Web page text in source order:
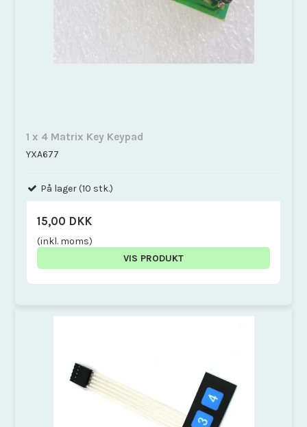
1 x 4 Matrix Key Keypad
YXA677
På lager (10 stk.)
15,00 DKK
(inkl. moms)
VIS PRODUKT